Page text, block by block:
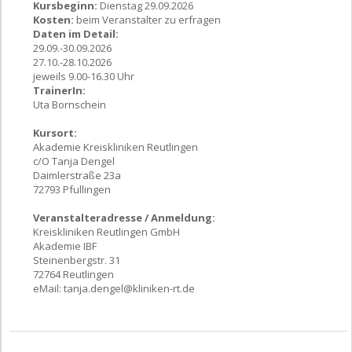
Kursbeginn: Dienstag 29.09.2026
Kosten: beim Veranstalter zu erfragen
Daten im Detail:
29.09.-30.09.2026
27.10.-28.10.2026
jeweils 9.00-16.30 Uhr
TrainerIn:
Uta Bornschein
Kursort:
Akademie Kreiskliniken Reutlingen
c/O Tanja Dengel
Daimlerstraße 23a
72793 Pfullingen
Veranstalteradresse / Anmeldung:
Kreiskliniken Reutlingen GmbH
Akademie IBF
Steinenbergstr. 31
72764 Reutlingen
eMail: tanja.dengel@kliniken-rt.de